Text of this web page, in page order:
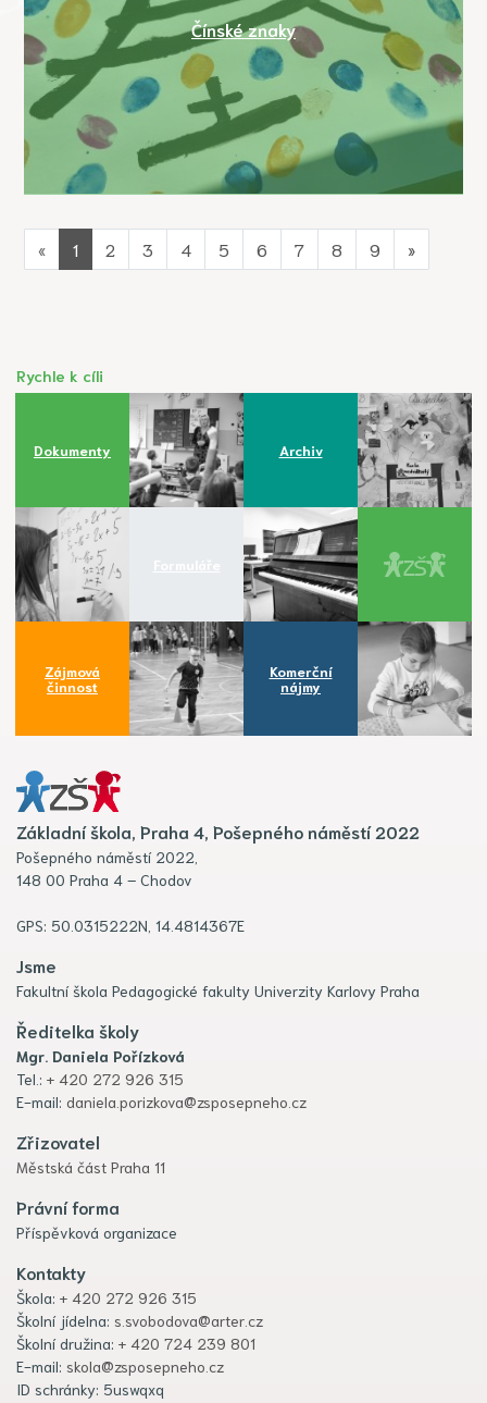
Čínské znaky
« 1 2 3 4 5 6 7 8 9 »
Rychle k cíli
Dokumenty Archiv
Zájmová
činnost
Komerční
nájmy
Základní škola, Praha 4, Pošepného náměstí 2022
Pošepného náměstí 2022,
148 00 Praha 4 – Chodov
GPS: 50.0315222N, 14.4814367E
Jsme
Fakultní škola Pedagogické fakulty Univerzity Karlovy Praha
Ředitelka školy
Mgr. Daniela Pořízková
Tel.: + 420 272 926 315
E-mail: daniela.porizkova@zsposepneho.cz
Zřizovatel
Městská část Praha 11
Právní forma
Příspěvková organizace
Kontakty
Škola: + 420 272 926 315
Školní jídelna: s.svobodova@arter.cz
Školní družina: + 420 724 239 801
E-mail: skola@zsposepneho.cz
ID schránky: 5uswqxq